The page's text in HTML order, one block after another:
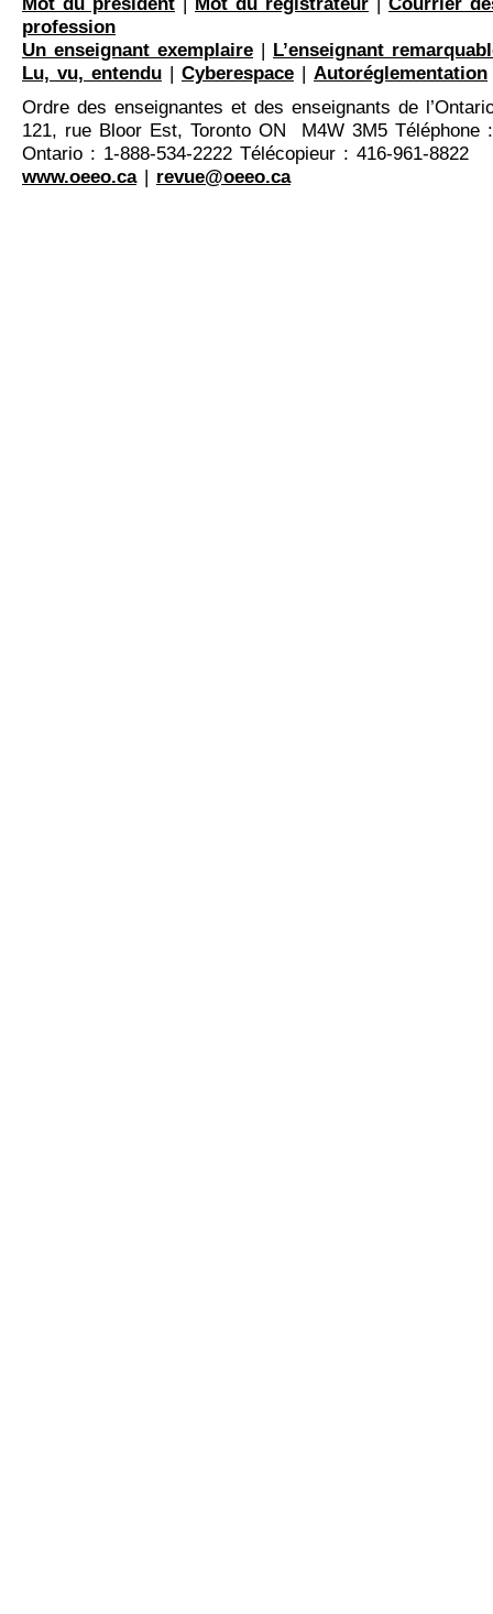
profession
Un enseignant exemplaire | L’enseignant
Lu, vu, entendu | Cyberespace | Autoréglementation
Ordre des enseignantes et des enseignants de
121, rue Bloor Est, Toronto ON M4W 3M5 Téléphone
Ontario : 1-888-534-2222 Télécopieur : 416-961-8822
www.oeeo.ca| revue@oeeo.ca